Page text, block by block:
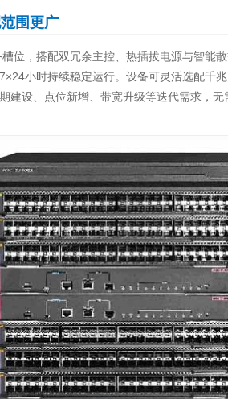
围更广
位，搭配双冗余主控、热插拔电源与智能
小时持续稳定运行。设备可灵活选配千
建设、点位新增、带宽升级等迭代需求，